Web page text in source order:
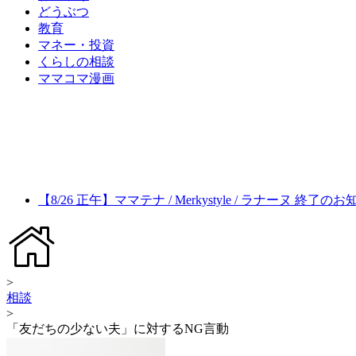
どうぶつ
教育
マネー・投資
くらしの相談
ママコマ漫画
【8/26 正午】ママテナ / Merkystyle / ラナーヌ 終了のお
>
相談
>
「友だちの少ない夫」に対するNG言動